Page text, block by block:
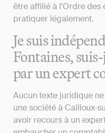
être affilié à l'Ordre
pratiquer légalement.
Je suis
Fontaines,
par un expert
Aucun texte juridique
une société à Cailloux-
avoir recours à un